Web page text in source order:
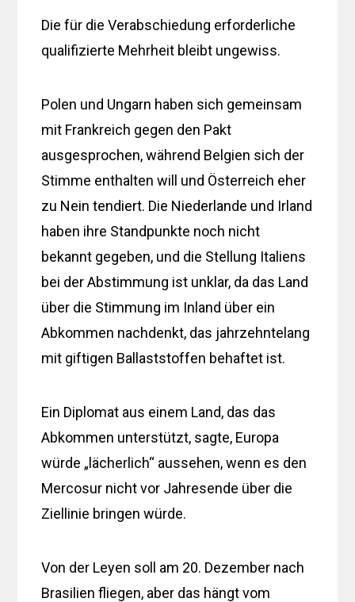
Die für die Verabschiedung erforderliche
qualifizierte Mehrheit bleibt ungewiss.
Polen und Ungarn haben sich gemeinsam
mit Frankreich gegen den Pakt
ausgesprochen, während Belgien sich der
Stimme enthalten will und Österreich eher
zu Nein tendiert. Die Niederlande und Irland
haben ihre Standpunkte noch nicht
bekannt gegeben, und die Stellung Italiens
bei der Abstimmung ist unklar, da das Land
über die Stimmung im Inland über ein
Abkommen nachdenkt, das jahrzehntelang
mit giftigen Ballaststoffen behaftet ist.
Ein Diplomat aus einem Land, das das
Abkommen unterstützt, sagte, Europa
würde „lächerlich“ aussehen, wenn es den
Mercosur nicht vor Jahresende über die
Ziellinie bringen würde.
Von der Leyen soll am 20. Dezember nach
Brasilien fliegen, aber das hängt vom